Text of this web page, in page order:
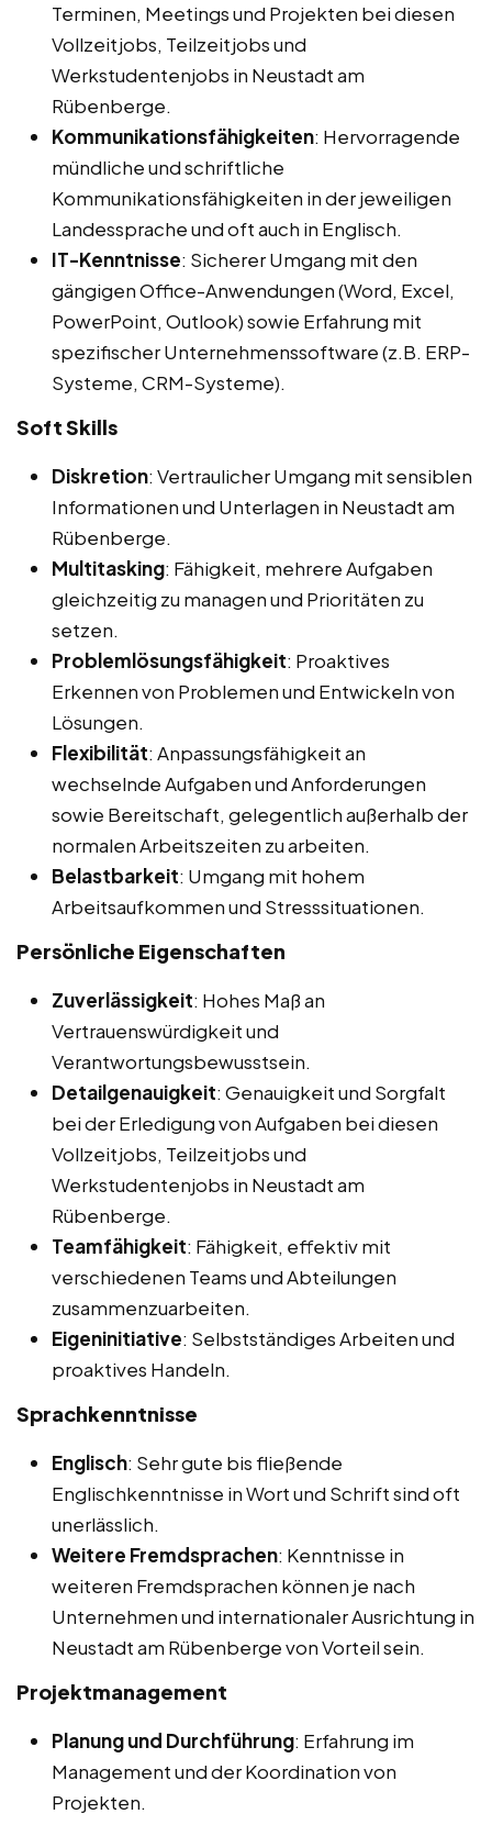
Terminen, Meetings und Projekten bei diesen
Vollzeitjobs, Teilzeitjobs und
Werkstudentenjobs in Neustadt am
Rübenberge.
Kommunikationsfähigkeiten: Hervorragende
mündliche und schriftliche
Kommunikationsfähigkeiten in der jeweiligen
Landessprache und oft auch in Englisch.
IT-Kenntnisse: Sicherer Umgang mit den
gängigen Office-Anwendungen (Word, Excel,
PowerPoint, Outlook) sowie Erfahrung mit
spezifischer Unternehmenssoftware (z.B. ERP-
Systeme, CRM-Systeme).
Soft Skills
Diskretion: Vertraulicher Umgang mit sensiblen
Informationen und Unterlagen in Neustadt am
Rübenberge.
Multitasking: Fähigkeit, mehrere Aufgaben
gleichzeitig zu managen und Prioritäten zu
setzen.
Problemlösungsfähigkeit: Proaktives
Erkennen von Problemen und Entwickeln von
Lösungen.
Flexibilität: Anpassungsfähigkeit an
wechselnde Aufgaben und Anforderungen
sowie Bereitschaft, gelegentlich außerhalb der
normalen Arbeitszeiten zu arbeiten.
Belastbarkeit: Umgang mit hohem
Arbeitsaufkommen und Stresssituationen.
Persönliche Eigenschaften
Zuverlässigkeit: Hohes Maß an
Vertrauenswürdigkeit und
Verantwortungsbewusstsein.
Detailgenauigkeit: Genauigkeit und Sorgfalt
bei der Erledigung von Aufgaben bei diesen
Vollzeitjobs, Teilzeitjobs und
Werkstudentenjobs in Neustadt am
Rübenberge.
Teamfähigkeit: Fähigkeit, effektiv mit
verschiedenen Teams und Abteilungen
zusammenzuarbeiten.
Eigeninitiative: Selbstständiges Arbeiten und
proaktives Handeln.
Sprachkenntnisse
Englisch: Sehr gute bis fließende
Englischkenntnisse in Wort und Schrift sind oft
unerlässlich.
Weitere Fremdsprachen: Kenntnisse in
weiteren Fremdsprachen können je nach
Unternehmen und internationaler Ausrichtung in
Neustadt am Rübenberge von Vorteil sein.
Projektmanagement
Planung und Durchführung: Erfahrung im
Management und der Koordination von
Projekten.